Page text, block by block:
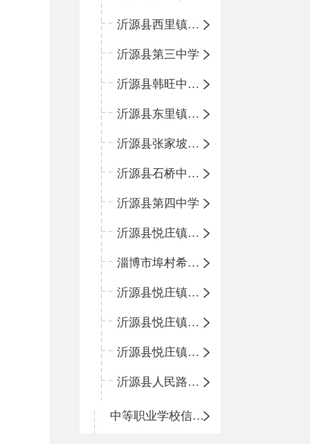
沂源县西里镇团圆小学
沂源县第三中学
沂源县韩旺中心学校
沂源县东里镇中心小学
沂源县张家坡中心学校
沂源县石桥中心学校
沂源县第四中学
沂源县悦庄镇中心小学
淄博市埠村希望小学
沂源县悦庄镇青龙山小学
沂源县悦庄镇鲍庄完小
沂源县悦庄镇赵庄小学
沂源县人民路小学
中等职业学校信息公开